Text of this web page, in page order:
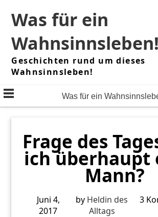
content
Was für ein
Geschichten rund um dieses
Wahnsinnsleben!
Was für ein
Frage des
ich überhaupt
Mann?
Juni 4,
2017
by Heldin des
Alltags
3